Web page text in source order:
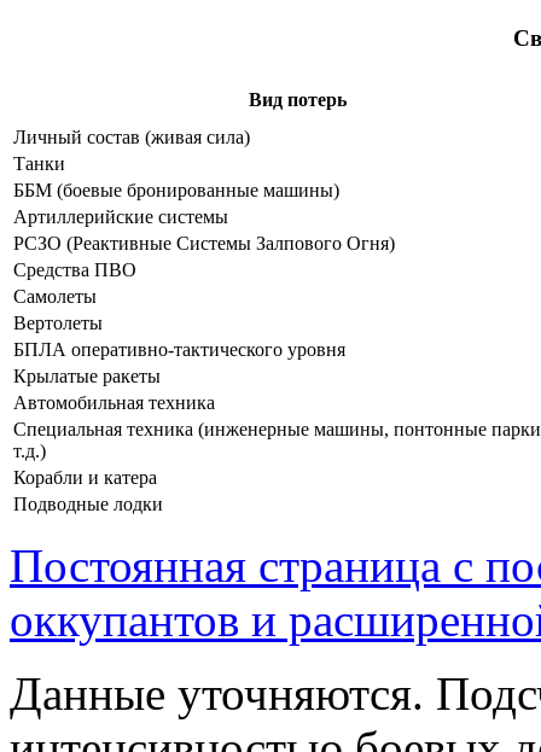
Вид потерь
Личный состав (живая сила)
Танки
ББМ (боевые бронированные машины)
Артиллерийские системы
РСЗО (Реактивные Системы Залпового Огня)
Средства ПВО
Самолеты
Вертолеты
БПЛА оперативно-тактического уровня
Крылатые ракеты
Автомобильная техника
Специальная техника (инженерные машины, понтонные
т.д.)
Корабли и катера
Подводные лодки
Постоянная страница с
оккупантов и
Данные уточняются.